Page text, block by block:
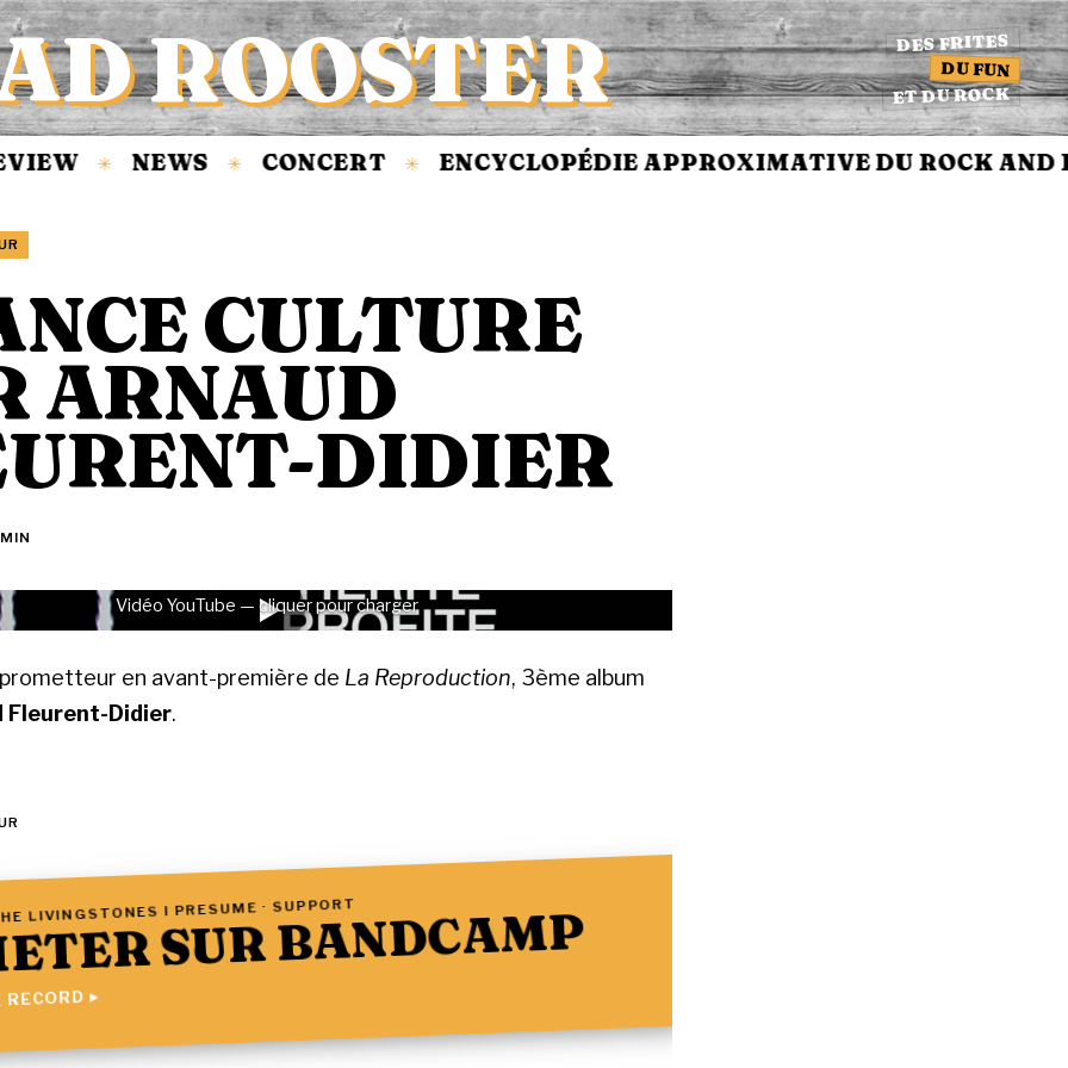
ROOSTER DES FRITES
DU FUN
ET DU ROCK
NEWS CONCERT ENCYCLOPÉDIE APPROXIMATIVE DU ROCK AND
CULTURE
ARNAUD
DIDIER
Vidéo YouTube — cliquer pour charger
en avant-première de La Reproduction, 3ème album
Fleurent-Didier.
LIVINGSTONES I PRESUME · SUPPORT
SUR BANDCAMP
▸